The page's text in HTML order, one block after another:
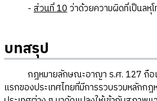
-ส่วนที่ 10ว่าด้วยความผิดที่เป็นลหุ
บทสรุป
กฎหมายลักษณะอาญา ร.ศ. 127 ถือเ
แรกของประเทศไทยที่มีการรวบรวมหลักก